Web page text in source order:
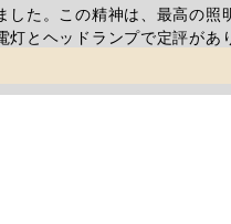
た。この精神は、最高の
とヘッドランプで定評があ